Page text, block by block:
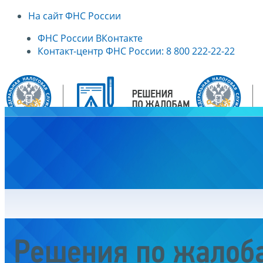
На сайт ФНС России
ФНС России ВКонтакте
Контакт-центр ФНС России: 8 800 222-22-22
Решения по